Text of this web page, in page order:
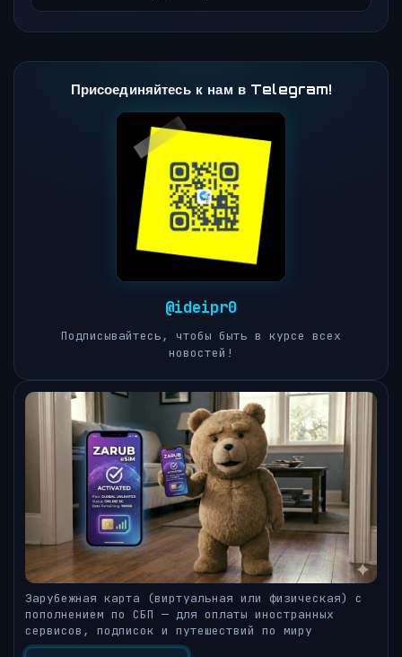
Присоединяйтесь к нам в Telegram!
@ideipr0
Подписывайтесь, чтобы быть в курсе всех
новостей!
Зарубежная карта (виртуальная или физическая) с
пополнением по СБП — для оплаты иностранных
сервисов, подписок и путешествий по миру